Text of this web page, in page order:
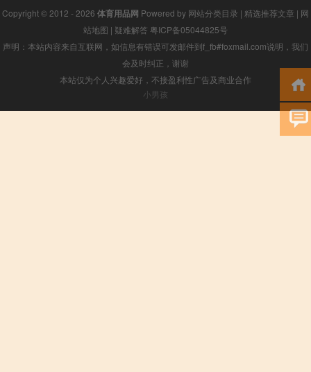
Copyright © 2012 - 2026 体育用品网 Powered by 网站分类目录 | 精选推荐文章 | 网
站地图 | 疑难解答 粤ICP备05044825号
声明：本站内容来自互联网，如信息有错误可发邮件到f_fb#foxmail.com说明，我们
会及时纠正，谢谢
本站仅为个人兴趣爱好，不接盈利性广告及商业合作
小男孩